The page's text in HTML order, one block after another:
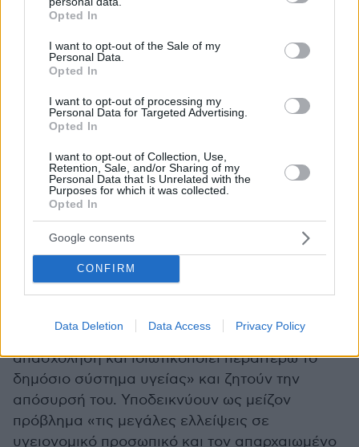
grant or deny consent to Google and its third-party tags to
use your data for below specified purposes in below Google
consent section.
Opted In
I want to opt-out of the Sale of my
Personal Data.
Opted In
I want to opt-out of processing my
Personal Data for Targeted Advertising.
Opted In
I want to opt-out of Collection, Use,
Retention, Sale, and/or Sharing of my
Personal Data that Is Unrelated with the
Purposes for which it was collected.
Opted In
Google consents
CONFIRM
Data Deletion Data Access Privacy Policy
του ΕΣΥ ζητεί επίσης ο Πανελλήνιος Ιατρικός
Σύλλογος (ΠΙΣ), επισημαίνοντας ότι οι γιατροί
των δημόσιων νοσοκομείων κατέχουν τα
αρνητικά πρωτεία στην Ευρώπη αναφορικά με
Τα ίδια επιχειρήματα -και η ίδια αγωνία- για τη
στήριξη του ΕΣΥ, αλλά και όλου του χώρου
υγείας απαντώνται στις ανακοινώσεις και τις
δημόσιες τοποθετήσεις των νοσοκομειακών
γιατρών, όπως της Ενωσης Ιατρών
Νοσοκομείων Αθήνας - Πειραιά (ΕΙΝΑΠ) και
της Ομοσπονδίας Ενώσεων Νοσοκομειακών
Γιατρών Ελλάδας (ΟΕΝΓΕ).
Οι εκπρόσωποι των νοσοκομειακών γιατρών
τονίζουν ότι «ο πυρήνας του νομοσχεδίου
καταργεί την πλήρη και αποκλειστική
απασχόληση και ιδιωτικοποιεί περαιτέρω το
δημόσιο σύστημα υγείας» και ζητούν την
απόσυρσή του. Υποδεικνύουν ως μείζον
πρόβλημα «τις μεγάλες ελλείψεις σε
υγειονομικό προσωπικό και τον απαρχαιωμένο